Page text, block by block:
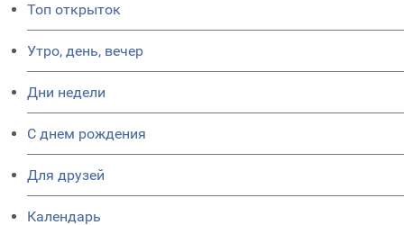
Топ открыток
Утро, день, вечер
Дни недели
C днем рождения
Для друзей
Календарь